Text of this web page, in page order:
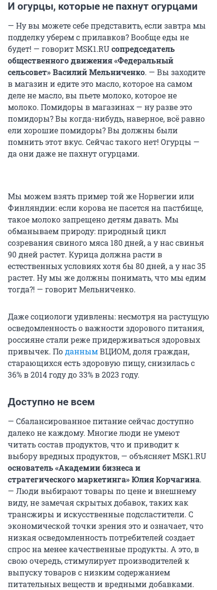
И огурцы, которые не пахнут огурцами
— Ну вы можете себе представить, если завтра мы
подделку уберем с прилавков? Вообще еды не
будет! — говорит MSK1.RUсопредседатель
общественного движения «Федеральный
сельсовет» Василий Мельниченко. — Вы заходите
в магазин и едите это масло, которое на самом
деле не масло, вы пьете молоко, которое не
молоко. Помидоры в магазинах — ну разве это
помидоры? Вы когда-нибудь, наверное, всё равно
ели хорошие помидоры? Вы должны были
помнить этот вкус. Сейчас такого нет! Огурцы —
да они даже не пахнут огурцами.
Мы можем взять пример той же Норвегии или
Финляндии: если корова не пасется на пастбище,
такое молоко запрещено детям давать. Мы
обманываем природу: природный цикл
созревания свиного мяса 180 дней, а у нас свинья
90 дней растет. Курица должна расти в
естественных условиях хотя бы 80 дней, а у нас 35
растет. Ну мы же должны понимать, что мы едим
тогда?! — говорит Мельниченко.
Даже социологи удивлены: несмотря на растущую
осведомленность о важности здорового питания,
россияне стали реже придерживаться здоровых
привычек. ПоданнымВЦИОМ, доля граждан,
старающихся есть здоровую пищу, снизилась с
36% в 2014 году до 33% в 2023 году.
Доступно не всем
— Сбалансированное питание сейчас доступно
далеко не каждому. Многие люди не умеют
читать состав продуктов, что и приводит к
выбору вредных продуктов, — объясняет MSK1.RU
основатель «Академии бизнеса и
стратегического маркетинга» Юлия Корчагина.
— Люди выбирают товары по цене и внешнему
виду, не замечая скрытых добавок, таких как
трансжиры и искусственные подсластители. С
экономической точки зрения это и означает, что
низкая осведомленность потребителей создает
спрос на менее качественные продукты. А это, в
свою очередь, стимулирует производителей к
выпуску товаров с низким содержанием
питательных веществ и вредными добавками.